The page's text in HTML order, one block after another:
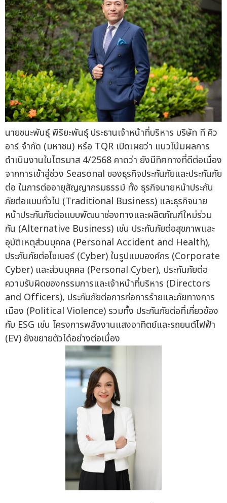
นายชนะพันธุ์ พิริยะพันธุ์ ประธานเจ้าหน้าที่บริหาร บริษัท ที คิว
อาร์ จำกัด (มหาชน) หรือ TQR เปิดเผยว่า แนวโน้มผลการ
ดำเนินงานในไตรมาส 4/2568 คาดว่า ยังมีทิศทางที่ดีต่อเนื่อง
จากการเข้าสู่ช่วง Seasonal ของธุรกิจประกันภัยและประกันภัย
ต่อ ในการต่ออายุสัญญากรมธรรม์ ทั้ง ธุรกิจนายหน้าประกัน
ภัยต่อแบบทั่วไป (Traditional Business) และธุรกิจนาย
หน้าประกันภัยต่อแบบพัฒนาช่องทางและผลิตภัณฑ์ใหม่ร่วม
กัน (Alternative Business) เช่น ประกันภัยต่อสุขภาพและ
อุบัติเหตุส่วนบุคคล (Personal Accident and Health),
ประกันภัยต่อไซเบอร์ (Cyber) ในรูปแบบองค์กร (Corporate
Cyber) และส่วนบุคคล (Personal Cyber), ประกันภัยต่อ
ความรับผิดของกรรมการและเจ้าหน้าที่บริหาร (Directors
and Officers), ประกันภัยต่อการก่อการร้ายและภัยทางการ
เมือง (Political Violence) รวมทั้ง ประกันภัยต่อที่เกี่ยวข้อง
กับ ESG เช่น โครงการพลังงานแสงอาทิตย์และรถยนต์ไฟฟ้า
(EV) ยังขยายตัวได้อย่างต่อเนื่อง